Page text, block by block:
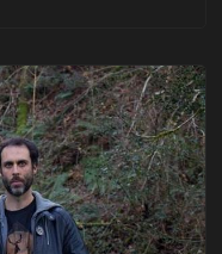
przewodnictwem